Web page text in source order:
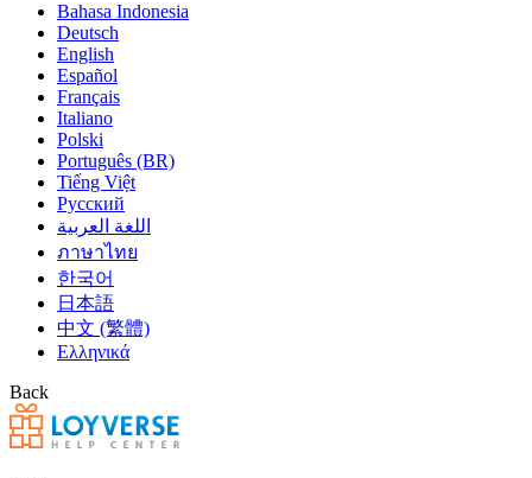
Bahasa Indonesia
Deutsch
English
Español
Français
Italiano
Polski
Português (BR)
Tiếng Việt
Русский
اللغة العربية
ภาษาไทย
한국어
日本語
中文 (繁體)
Ελληνικά
Back